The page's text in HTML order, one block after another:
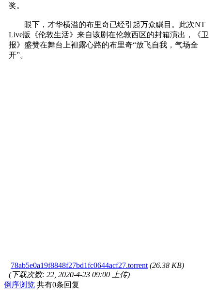
奖。
眼下，才华横溢的布里奇已经引起万众瞩目。此次NT
Live版《伦敦生活》来自该剧在伦敦西区的封箱演出，《卫
报》盛赞在舞台上袒露心路的布里奇“放飞自我，气场全
开”。
78ab5e0a19f8848f27bd1fc0644acf27.torrent (26.38 KB)
(下载次数: 22, 2020-4-23 09:00 上传)
倒序浏览 共有0条回复